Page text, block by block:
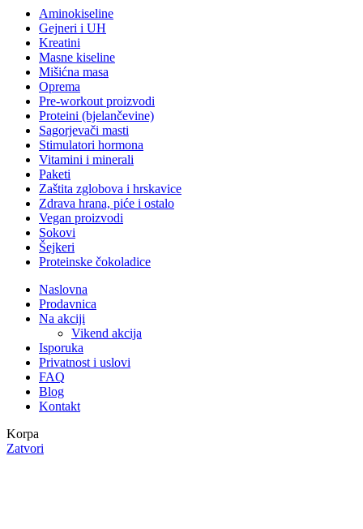
Aminokiseline
Gejneri i UH
Kreatini
Masne kiseline
Mišićna masa
Oprema
Pre-workout proizvodi
Proteini (bjelančevine)
Sagorjevači masti
Stimulatori hormona
Vitamini i minerali
Paketi
Zaštita zglobova i hrskavice
Zdrava hrana, piće i ostalo
Vegan proizvodi
Sokovi
Šejkeri
Proteinske čokoladice
Naslovna
Prodavnica
Na akciji
Vikend akcija
Isporuka
Privatnost i uslovi
FAQ
Blog
Kontakt
Korpa
Zatvori